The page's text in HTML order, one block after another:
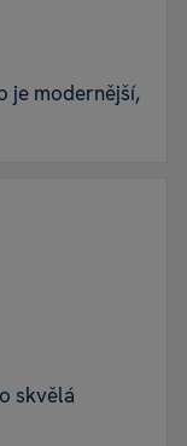
je modernější,
skvělá